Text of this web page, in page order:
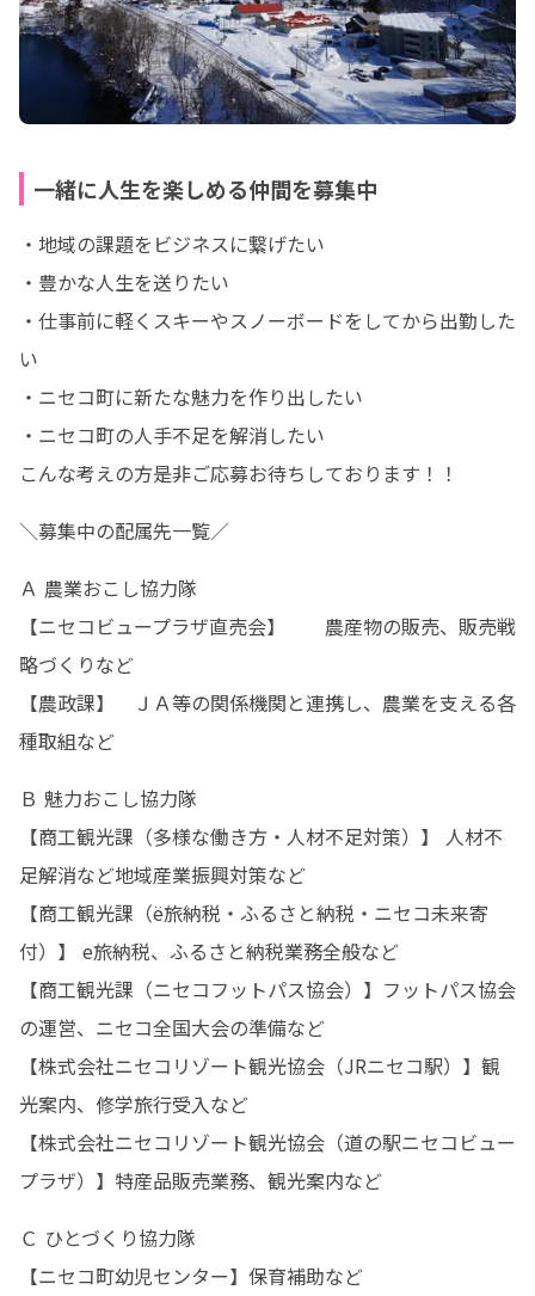
一緒に人生を楽しめる仲間を募集中
・地域の課題をビジネスに繋げたい
・豊かな人生を送りたい
・仕事前に軽くスキーやスノーボードをしてから出勤した
い
・ニセコ町に新たな魅力を作り出したい
・ニセコ町の人手不足を解消したい
こんな考えの方是非ご応募お待ちしております！！
＼募集中の配属先一覧／
Ａ 農業おこし協力隊
【ニセコビュープラザ直売会】	農産物の販売、販売戦
略づくりなど
【農政課】	ＪＡ等の関係機関と連携し、農業を支える各
種取組など
Ｂ 魅力おこし協力隊
【商工観光課（多様な働き方・人材不足対策）】 人材不
足解消など地域産業振興対策など
【商工観光課（ё旅納税・ふるさと納税・ニセコ未来寄
付）】 e旅納税、ふるさと納税業務全般など
【商工観光課（ニセコフットパス協会）】フットパス協会
の運営、ニセコ全国大会の準備など
【株式会社ニセコリゾート観光協会（JRニセコ駅）】観
光案内、修学旅行受入など
【株式会社ニセコリゾート観光協会（道の駅ニセコビュー
プラザ）】特産品販売業務、観光案内など
Ｃ ひとづくり協力隊
【ニセコ町幼児センター】保育補助など